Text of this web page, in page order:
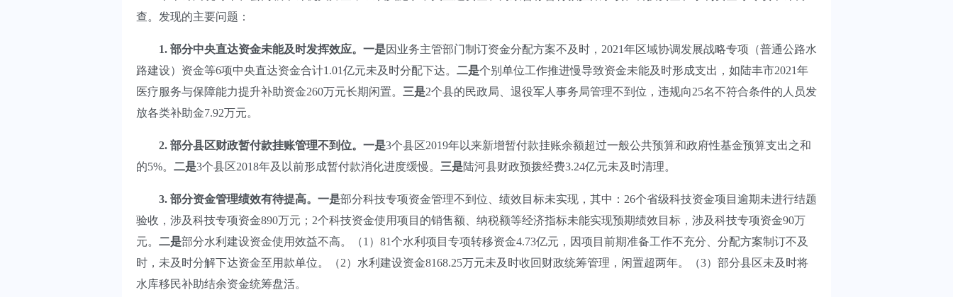
查。发现的主要问题：
1. 部分中央直达资金未能及时发挥效应。一是因业务主管部门制订资金分配方案不及时，2021年区域协调发展战略专项（普通公路水
路建设）资金等6项中央直达资金合计1.01亿元未及时分配下达。 二是个别单位工作推进慢导致资金未能及时形成支出，如陆丰市2021年
医疗服务与保障能力提升补助资金260万元长期闲置。 三是2个县的民政局、退役军人事务局管理不到位，违规向25名不符合条件的人员发
放各类补助金7.92万元。
2. 部分县区财政暂付款挂账管理不到位。一是3个县区2019年以来新增暂付款挂账余额超过一般公共预算和政府性基金预算支出之和
的5%。 二是3个县区2018年及以前形成暂付款消化进度缓慢。 三是陆河县财政预拨经费3.24亿元未及时清理。
3. 部分资金管理绩效有待提高。一是部分科技专项资金管理不到位、绩效目标未实现，其中：26个省级科技资金项目逾期未进行结题
验收，涉及科技专项资金890万元；2个科技资金使用项目的销售额、纳税额等经济指标未能实现预期绩效目标，涉及科技专项资金90万
元。 二是部分水利建设资金使用效益不高。（1）81个水利项目专项转移资金4.73亿元，因项目前期准备工作不充分、分配方案制订不及
时，未及时分解下达资金至用款单位。（2）水利建设资金8168.25万元未及时收回财政统筹管理，闲置超两年。（3）部分县区未及时将
水库移民补助结余资金统筹盘活。